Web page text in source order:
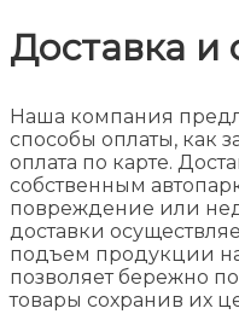
Доставка и
Наша компания
способы оплаты, как
оплата по карте.
собственным
повреждение или
доставки
подъем продукции на
позволяет бережно
товары сохранив их